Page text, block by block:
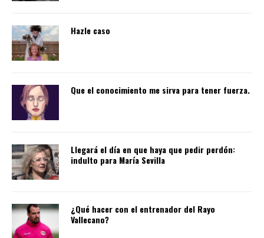
Hazle caso
Que el conocimiento me sirva para tener fuerza.
Llegará el día en que haya que pedir perdón:
indulto para María Sevilla
¿Qué hacer con el entrenador del Rayo
Vallecano?